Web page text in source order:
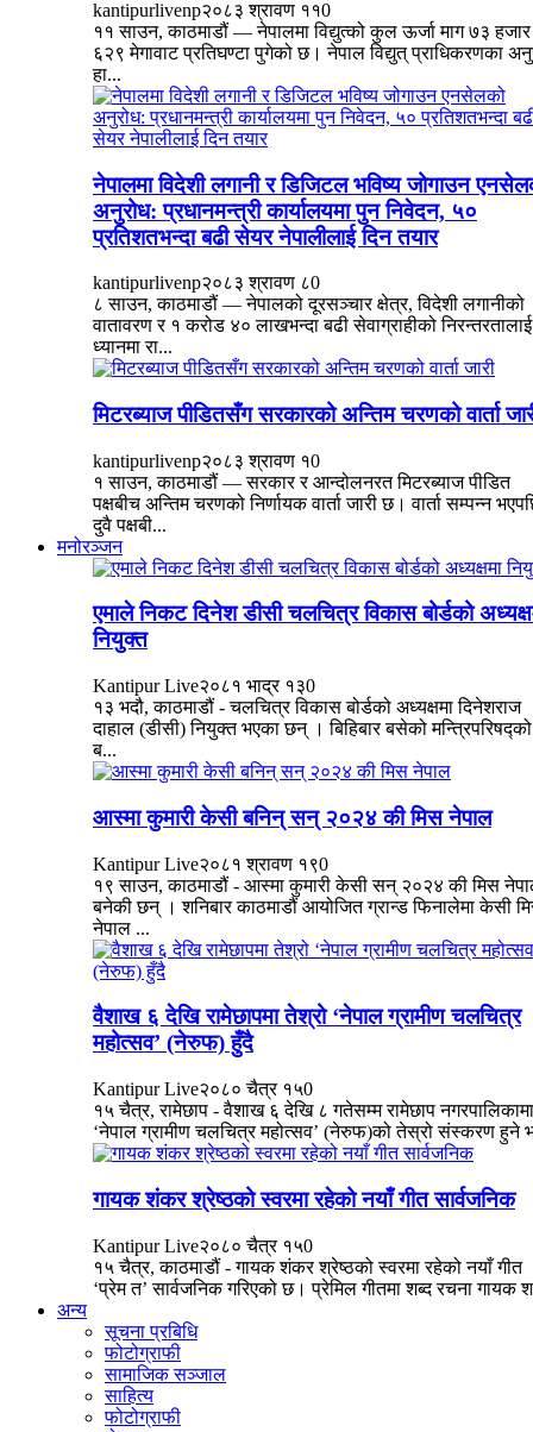
kantipurlivenp२०८३ श्रावण ११0
११ साउन, काठमाडौं — नेपालमा विद्युत्को कुल ऊर्जा माग ७३ हजार
६२९ मेगावाट प्रतिघण्टा पुगेको छ। नेपाल विद्युत् प्राधिकरणका
हा...
नेपालमा विदेशी लगानी र डिजिटल भविष्य जोगाउन
अनुरोध: प्रधानमन्त्री कार्यालयमा पुन निवेदन, ५०
प्रतिशतभन्दा बढी सेयर नेपालीलाई दिन तयार
kantipurlivenp२०८३ श्रावण ८0
८ साउन, काठमाडौं — नेपालको दूरसञ्चार क्षेत्र, विदेशी लगानीको
वातावरण र १ करोड ४० लाखभन्दा बढी सेवाग्राहीको निरन्तरतालाई
ध्यानमा रा...
मिटरब्याज पीडितसँग सरकारको अन्तिम चरणको वार्ता
kantipurlivenp२०८३ श्रावण १0
१ साउन, काठमाडौं — सरकार र आन्दोलनरत मिटरब्याज पीडित
पक्षबीच अन्तिम चरणको निर्णायक वार्ता जारी छ। वार्ता सम्पन्न
दुवै पक्षबी...
मनोरञ्जन
एमाले निकट दिनेश डीसी चलचित्र विकास बोर्डको
नियुक्त
Kantipur Live२०८१ भाद्र १३0
१३ भदौ, काठमाडौं - चलचित्र विकास बोर्डको अध्यक्षमा दिनेशराज
दाहाल (डीसी) नियुक्त भएका छन् । बिहिबार बसेको मन्त्रिपरिषद्को
ब...
आस्मा कुमारी केसी बनिन् सन् २०२४ की मिस नेपाल
Kantipur Live२०८१ श्रावण १९0
१९ साउन, काठमाडौं - आस्मा कुमारी केसी सन् २०२४ की मिस
बनेकी छन् । शनिबार काठमाडौं आयोजित ग्रान्ड फिनालेमा केसी
नेपाल ...
वैशाख ६ देखि रामेछापमा तेश्रो ‘नेपाल ग्रामीण चलचित्र
महोत्सव’ (नेरुफ) हुँदै
Kantipur Live२०८० चैत्र १५0
१५ चैत्र, रामेछाप - वैशाख ६ देखि ८ गतेसम्म रामेछाप नगरपालिकामा
‘नेपाल ग्रामीण चलचित्र महोत्सव’ (नेरुफ)को तेस्रो संस्करण हुने
गायक शंकर श्रेष्ठको स्वरमा रहेको नयाँ गीत सार्वजनिक
Kantipur Live२०८० चैत्र १५0
१५ चैत्र, काठमाडौं - गायक शंकर श्रेष्ठको स्वरमा रहेको नयाँ गीत
‘प्रेम त’ सार्वजनिक गरिएको छ। प्रेमिल गीतमा शब्द रचना गायक
अन्य
सूचना प्रबिधि
फोटोग्राफी
सामाजिक सञ्जाल
साहित्य
फोटोग्राफी